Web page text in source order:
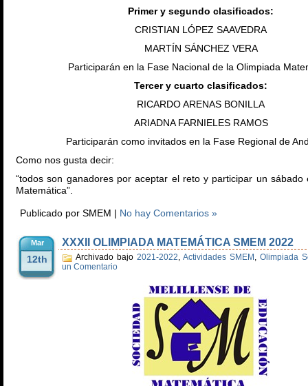
Primer y segundo clasificados:
CRISTIAN LÓPEZ SAAVEDRA
MARTÍN SÁNCHEZ VERA
Participarán en la Fase Nacional de la Olimpiada
Tercer y cuarto clasificados:
RICARDO ARENAS BONILLA
ARIADNA FARNIELES RAMOS
Participarán como invitados en la Fase Regional de
Como nos gusta decir:
“todos son ganadores por aceptar el reto y participar un sábado
Matemática”.
Publicado por SMEM | No hay Comentarios »
Mar
12th
XXXII OLIMPIADA MATEMÁTICA SMEM 2022
Archivado bajo 2021-2022, Actividades SMEM , Olimpiada
un Comentario